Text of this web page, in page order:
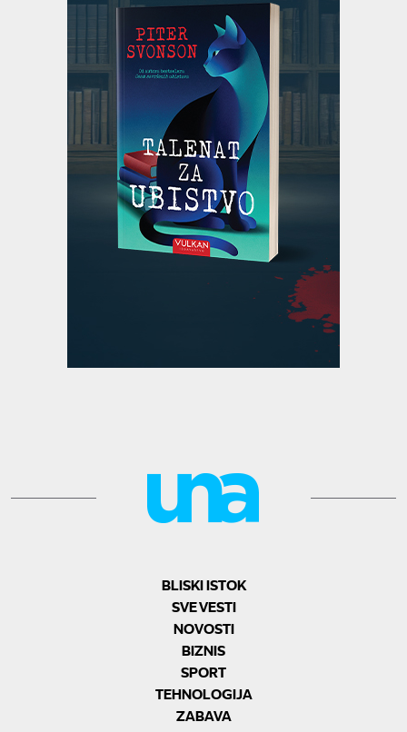
BLISKI ISTOK
SVE VESTI
NOVOSTI
BIZNIS
SPORT
TEHNOLOGIJA
ZABAVA